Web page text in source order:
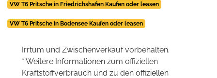
VW T6 Pritsche in Friedrichshafen Kaufen oder leasen
VW T6 Pritsche in Bodensee Kaufen oder leasen
Irrtum und Zwischenverkauf vorbehalten.
* Weitere Informationen zum offiziellen
Kraftstoffverbrauch und zu den offiziellen